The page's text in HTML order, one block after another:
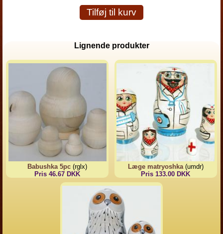
Tilføj til kurv
Lignende produkter
Babushka 5pc (rglx)
Pris 46.67 DKK
Læge matryoshka(umdr)
Pris 133.00 DKK